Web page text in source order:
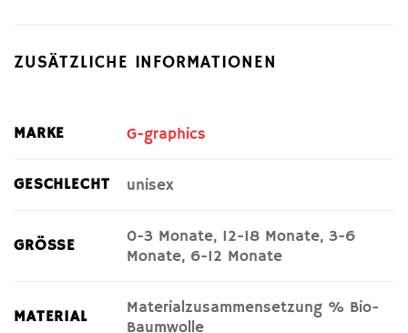
ZUSÄTZLICHE INFORMATIONEN
MARKE G-graphics
GESCHLECHT unisex
GRÖSSE
0-3 Monate, 12-18 Monate, 3-6
Monate, 6-12 Monate
MATERIAL
Materialzusammensetzung % Bio-
Baumwolle